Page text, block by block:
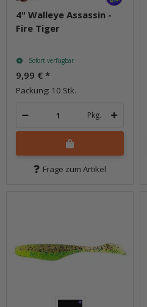
4" Walleye Assassin -
Fire Tiger
Sofort verfügbar
9,99 € *
Packung: 10 Stk.
Pkg.
Frage zum Artikel